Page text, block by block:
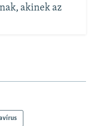
akinek az